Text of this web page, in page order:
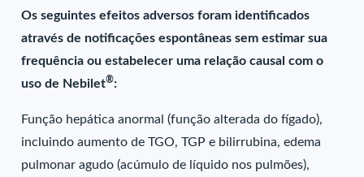
Os seguintes efeitos adversos foram identificados
através de notificações espontâneas sem estimar sua
frequência ou estabelecer uma relação causal com o
uso de Nebilet®:
Função hepática anormal (função alterada do fígado),
incluindo aumento de TGO, TGP e bilirrubina, edema
pulmonar agudo (acúmulo de líquido nos pulmões),